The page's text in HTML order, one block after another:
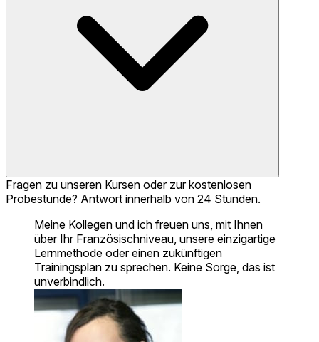
Fragen zu unseren Kursen oder zur kostenlosen
Probestunde? Antwort innerhalb von 24 Stunden.
Meine Kollegen und ich freuen uns, mit Ihnen
über Ihr Französischniveau, unsere einzigartige
Lernmethode oder einen zukünftigen
Trainingsplan zu sprechen. Keine Sorge, das ist
unverbindlich.